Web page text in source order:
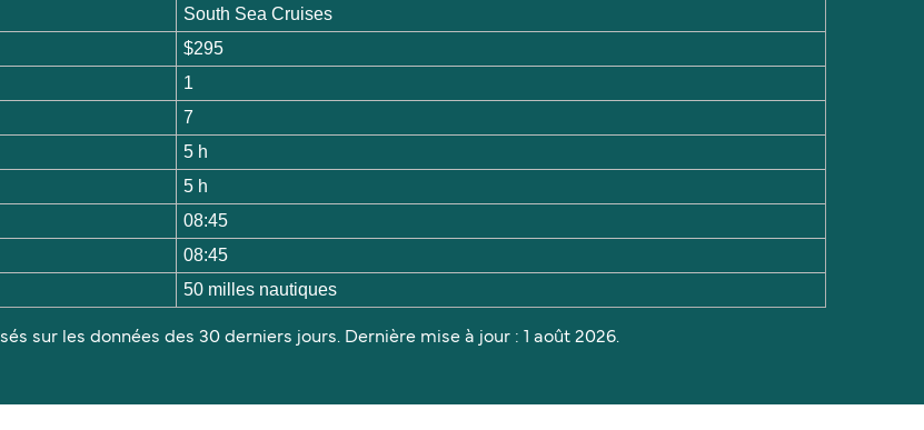
South Sea Cruises
$295
1
7
5 h
5 h
08:45
08:45
50 milles nautiques
sur les données des 30 derniers jours. Dernière mise à jour : 1 août 2026.